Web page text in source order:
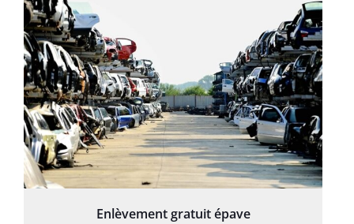
Enlèvement gratuit épave